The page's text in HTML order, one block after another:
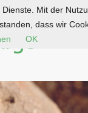
Mit der
dass wir
OK